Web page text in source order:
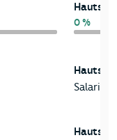
Hauts-
0 %
Hauts-
Salariés
Hauts-